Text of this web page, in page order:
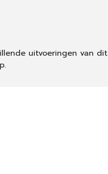
uitvoeringen van dit